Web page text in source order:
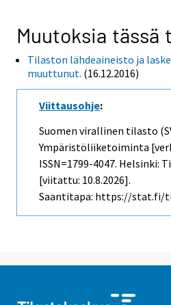
Muutoksia tässä
Tilaston lähdeaineisto ja
muuttunut. (16.12.2016)
Viittausohje:
Suomen virallinen tilasto
Ympäristöliiketoiminta
ISSN=1799-4047. Helsinki:
[viitattu: 10.8.2026].
Saantitapa: https://